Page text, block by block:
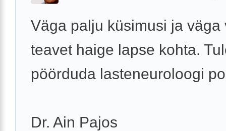
Väga palju küsimusi ja väga
teavet haige lapse kohta.
pöörduda lasteneuroloogi
Dr. Ain Pajos